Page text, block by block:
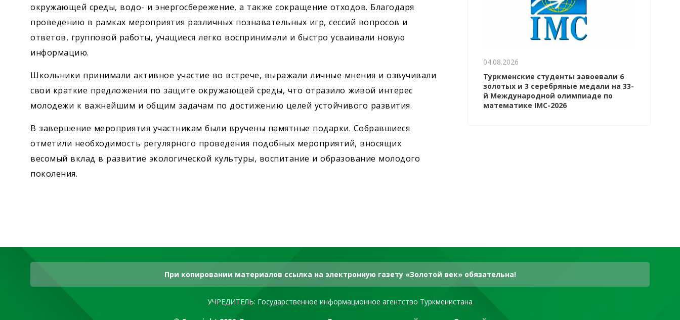
окружающей среды, водо- и энергосбережение, а также сокращение отходов. Благодаря
проведению в рамках мероприятия различных познавательных игр, сессий вопросов и
ответов, групповой работы, учащиеся легко воспринимали и быстро усваивали новую
информацию.
Школьники принимали активное участие во встрече, выражали личные мнения и озвучивали
свои краткие предложения по защите окружающей среды, что отразило живой интерес
молодежи к важнейшим и общим задачам по достижению целей устойчивого развития.
В завершение мероприятия участникам были вручены памятные подарки. Собравшиеся
отметили необходимость регулярного проведения подобных мероприятий, вносящих
весомый вклад в развитие экологической культуры, воспитание и образование молодого
поколения.
04.08.2026
Туркменские студенты завоевали 6
золотых и 3 серебряные медали на 33-
й Международной олимпиаде по
математике IMC-2026
При копировании материалов ссылка на электронную газету «Золотой век» обязательна!
УЧРЕДИТЕЛЬ: Государственное информационное агентство Туркменистана